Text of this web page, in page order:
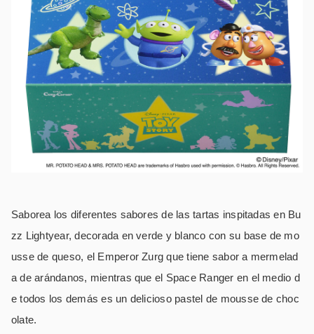
Saborea los diferentes sabores de las tartas inspitadas en Bu
zz Lightyear, decorada en verde y blanco con su base de mo
usse de queso, el Emperor Zurg que tiene sabor a mermelad
a de arándanos, mientras que el Space Ranger en el medio d
e todos los demás es un delicioso pastel de mousse de choc
olate.